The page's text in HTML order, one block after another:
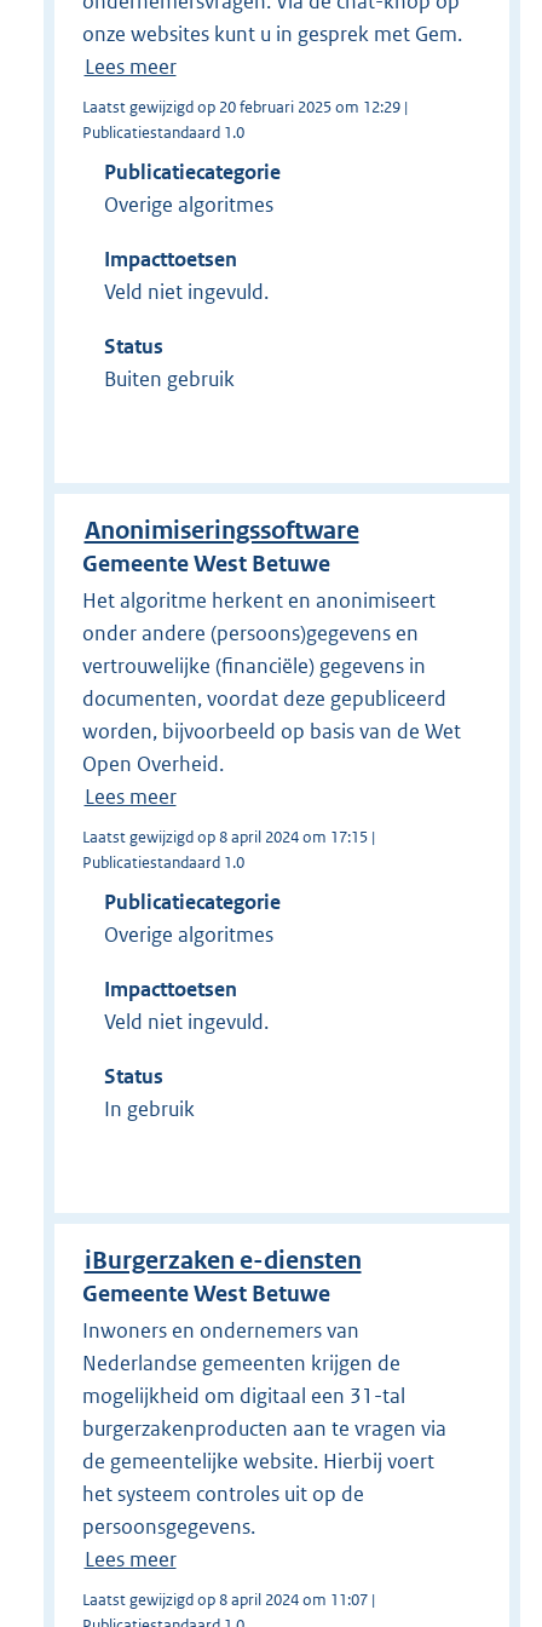
onze websites kunt u in gesprek met Gem.
Lees meer
Laatst gewijzigd op 20 februari 2025 om 12:29 |
Publicatiestandaard 1.0
Publicatiecategorie
Overige algoritmes
Impacttoetsen
Veld niet ingevuld.
Status
Buiten gebruik
Anonimiseringssoftware
Gemeente West Betuwe
Het algoritme herkent en anonimiseert
onder andere (persoons)gegevens en
vertrouwelijke (financiële) gegevens in
documenten, voordat deze gepubliceerd
worden, bijvoorbeeld op basis van de Wet
Open Overheid.
Lees meer
Laatst gewijzigd op 8 april 2024 om 17:15 |
Publicatiestandaard 1.0
Publicatiecategorie
Overige algoritmes
Impacttoetsen
Veld niet ingevuld.
Status
In gebruik
iBurgerzaken e-diensten
Gemeente West Betuwe
Inwoners en ondernemers van
Nederlandse gemeenten krijgen de
mogelijkheid om digitaal een 31-tal
burgerzakenproducten aan te vragen via
de gemeentelijke website. Hierbij voert
het systeem controles uit op de
persoonsgegevens.
Lees meer
Laatst gewijzigd op 8 april 2024 om 11:07 |